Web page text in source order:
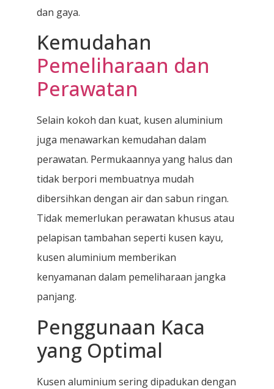
dan gaya.
Kemudahan
Pemeliharaan dan
Perawatan
Selain kokoh dan kuat, kusen aluminium
juga menawarkan kemudahan dalam
perawatan. Permukaannya yang halus dan
tidak berpori membuatnya mudah
dibersihkan dengan air dan sabun ringan.
Tidak memerlukan perawatan khusus atau
pelapisan tambahan seperti kusen kayu,
kusen aluminium memberikan
kenyamanan dalam pemeliharaan jangka
panjang.
Penggunaan Kaca
yang Optimal
Kusen aluminium sering dipadukan dengan